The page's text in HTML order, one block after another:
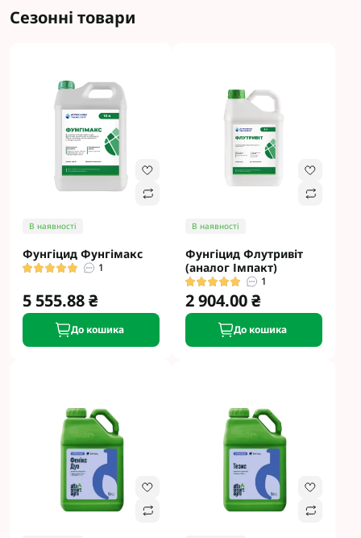
Сезонні товари
В наявності
Фунгіцид Фунгімакс
1
5 555.88 ₴
До кошика
В наявності
Фунгіцид Флутривіт
(аналог Імпакт)
1
2 904.00 ₴
До кошика